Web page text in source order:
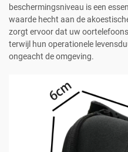
beschermingsniveau is een
waarde hecht aan de
zorgt ervoor dat uw
terwijl hun operationele
ongeacht de omgeving.